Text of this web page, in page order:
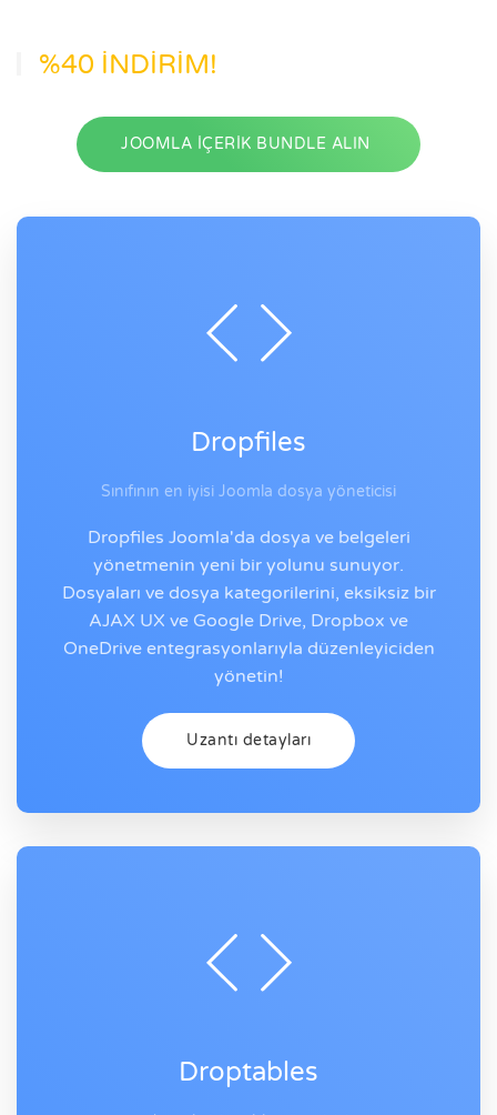
%40 İNDİRİM!
JOOMLA İÇERİK BUNDLE ALIN
Dropfiles
Sınıfının en iyisi Joomla dosya yöneticisi
Dropfiles Joomla'da dosya ve belgeleri
yönetmenin yeni bir yolunu sunuyor.
Dosyaları ve dosya kategorilerini, eksiksiz bir
AJAX UX ve Google Drive, Dropbox ve
OneDrive entegrasyonlarıyla düzenleyiciden
yönetin!
Uzantı detayları
Droptables